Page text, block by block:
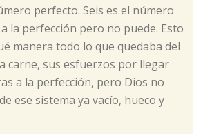
perfecto. Seis es el número
la perfección pero no puede. Esto
manera todo lo que quedaba del
carne, sus esfuerzos por llegar
a la perfección, pero Dios no
ese sistema ya vacío, hueco y